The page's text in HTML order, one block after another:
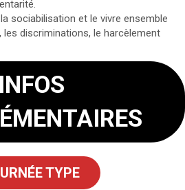
sociabilisation et le vivre ensemble
les discriminations, le harcèlement
INFOS
TYPE